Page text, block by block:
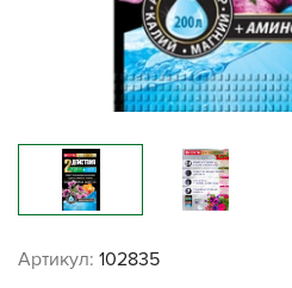
Артикул: 102835